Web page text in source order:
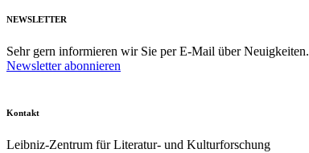
NEWSLETTER
Sehr gern informieren wir Sie per E-Mail über Neuigkeiten.
Newsletter abonnieren
Kontakt
Leibniz-Zentrum für Literatur- und Kulturforschung